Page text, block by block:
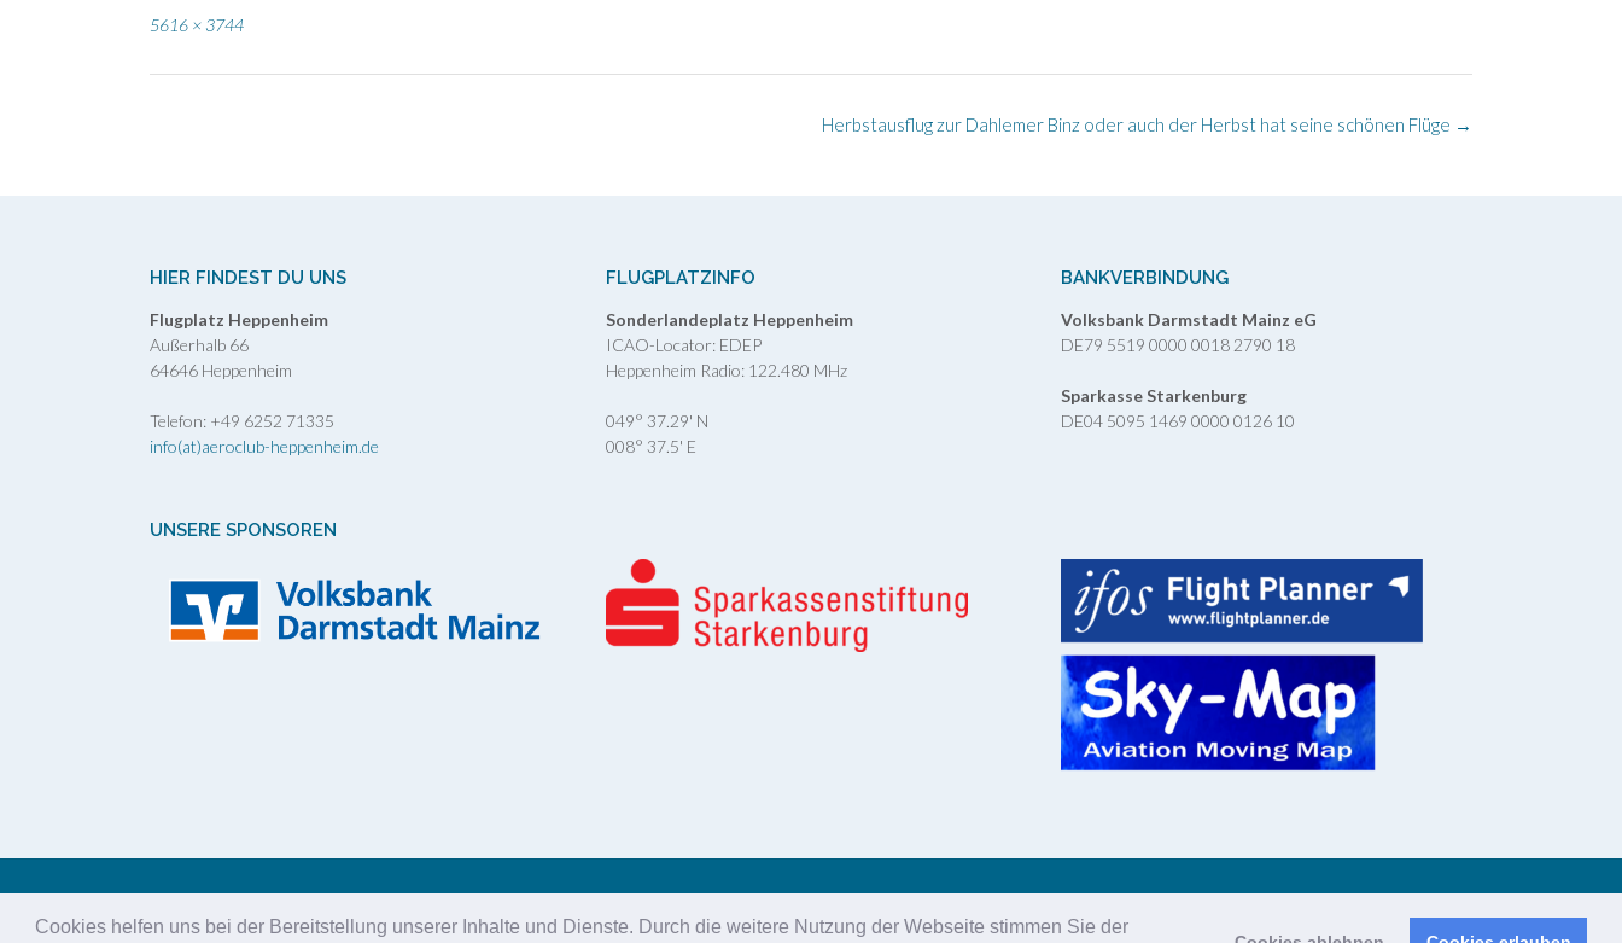
Cookies helfen uns bei der Bereitstellung unserer Inhalte und Dienste. Durch die weitere Nutzung der Webseite stimmen Sie der
Full
5616 × 3744
Herbstausflug zur Dahlemer Binz oder auch der Herbst hat seine schönen Flüge →
HIER FINDEST DU UNS
Flugplatz Heppenheim
Außerhalb 66
64646 Heppenheim
Telefon: +49 6252 71335
info(at)aeroclub-heppenheim.de
FLUGPLATZINFO
Sonderlandeplatz Heppenheim
ICAO-Locator: EDEP
Heppenheim Radio: 122.480 MHz
049° 37.29' N
008° 37.5' E
BANKVERBINDUNG
Volksbank Darmstadt Mainz eG
DE79 5519 0000 0018 2790 18
Sparkasse Starkenburg
DE04 5095 1469 0000 0126 10
UNSERE SPONSOREN
© 2025 Aero-Club Heppenheim Kreis Bergstraße e.V. |Impressum|Datenschutzerklärung